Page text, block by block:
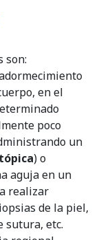
son:
en el
poco
un
) o
aguja en un
realizar
de la piel,
sutura, etc.